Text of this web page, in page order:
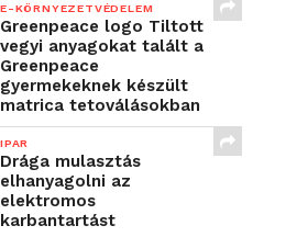
E-KÖRNYEZETVÉDELEM
Greenpeace logo Tiltott
vegyi anyagokat talált a
Greenpeace
gyermekeknek készült
matrica tetoválásokban
IPAR
Drága mulasztás
elhanyagolni az
elektromos
karbantartást